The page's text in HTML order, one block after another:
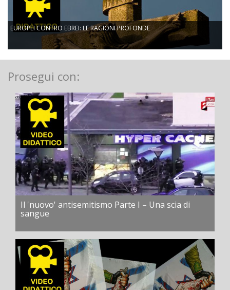
EUROPEI CONTRO EBREI: LE RAGIONI PROFONDE
Prosegui con:
Il 'nuovo' antisemitismo Parte I – Una scia di
sangue